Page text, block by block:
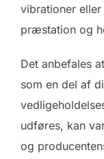
vibrationer
præstation og
Det anbefales
som en del af
udføres, kan
og